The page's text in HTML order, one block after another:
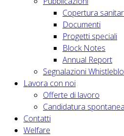
Copertura
Documenti
Progetti speciali
Block Notes
Annual Report
Segnalazioni
Lavora con noi
Offerte di lavoro
Candidatura spontanea
Contatti
Welfare